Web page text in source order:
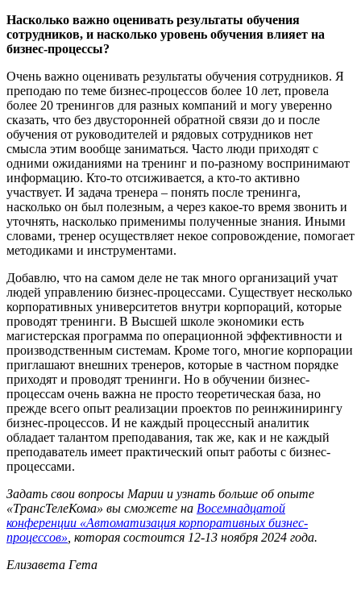
Насколько важно оценивать результаты обучения
сотрудников, и насколько уровень обучения влияет на
бизнес-процессы?
Очень важно оценивать результаты обучения сотрудников. Я
преподаю по теме бизнес-процессов более 10 лет, провела
более 20 тренингов для разных компаний и могу уверенно
сказать, что без двусторонней обратной связи до и после
обучения от руководителей и рядовых сотрудников нет
смысла этим вообще заниматься. Часто люди приходят с
одними ожиданиями на тренинг и по-разному воспринимают
информацию. Кто-то отсиживается, а кто-то активно
участвует. И задача тренера – понять после тренинга,
насколько он был полезным, а через какое-то время звонить и
уточнять, насколько применимы полученные знания. Иными
словами, тренер осуществляет некое сопровождение, помогает
методиками и инструментами.
Добавлю, что на самом деле не так много организаций учат
людей управлению бизнес-процессами. Существует несколько
корпоративных университетов внутри корпораций, которые
проводят тренинги. В Высшей школе экономики есть
магистерская программа по операционной эффективности и
производственным системам. Кроме того, многие корпорации
приглашают внешних тренеров, которые в частном порядке
приходят и проводят тренинги. Но в обучении бизнес-
процессам очень важна не просто теоретическая база, но
прежде всего опыт реализации проектов по реинжинирингу
бизнес-процессов. И не каждый процессный аналитик
обладает талантом преподавания, так же, как и не каждый
преподаватель имеет практический опыт работы с бизнес-
процессами.
Задать свои вопросы Марии и узнать больше об опыте
«ТрансТелеКома» вы сможете на Восемнадцатой
конференции «Автоматизация корпоративных бизнес-
процессов» , которая состоится 12-13 ноября 2024 года.
Елизавета Гета